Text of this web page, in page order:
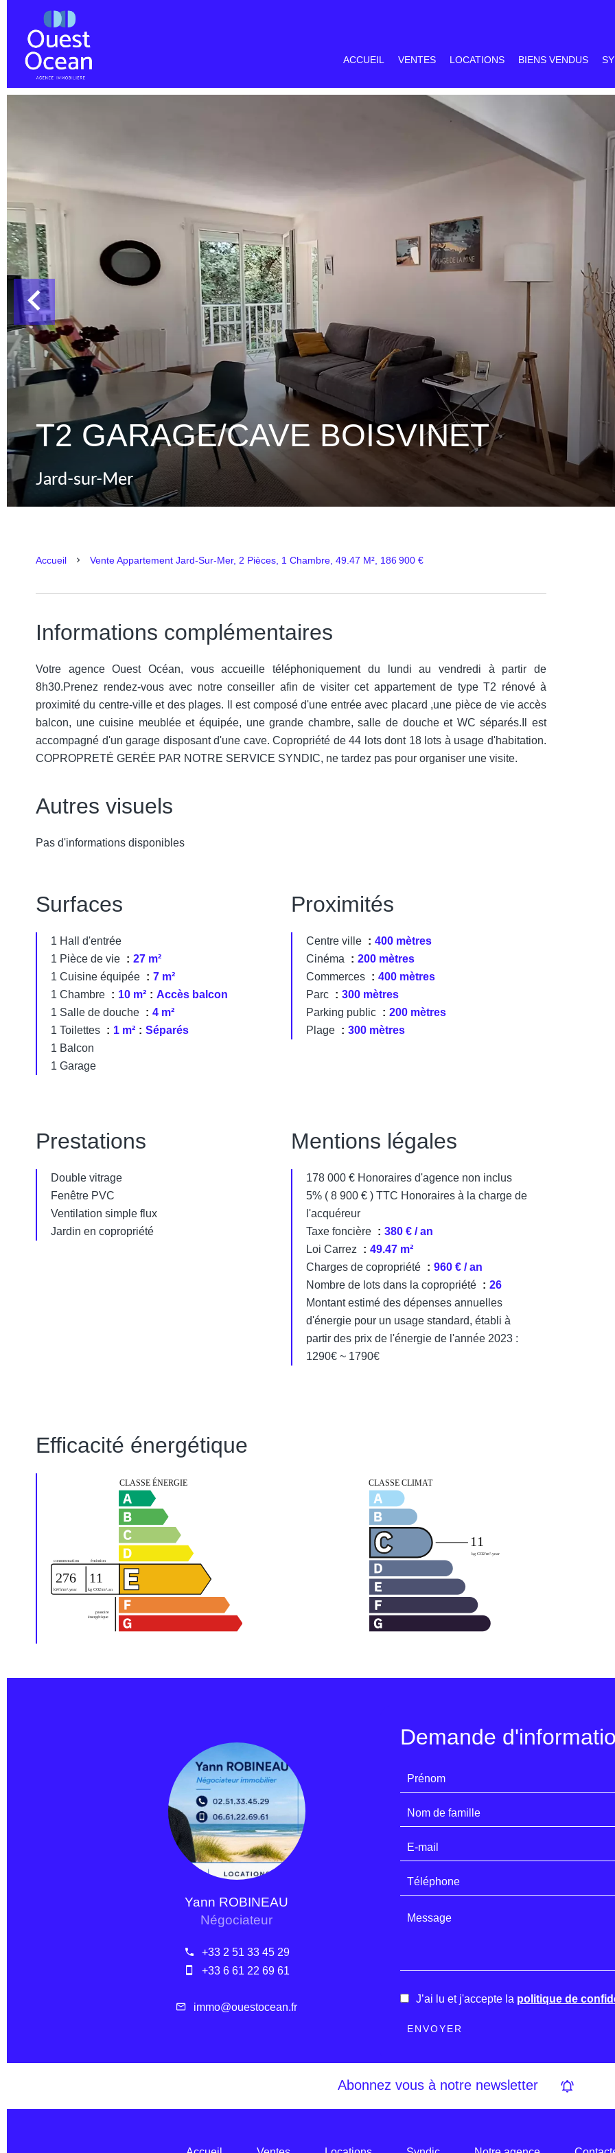
ACCUEIL VENTES LOCATIONS BIENS VENDUS
T2 GARAGE/CAVE BOISVINET
Jard-sur-Mer
Accueil Vente Appartement Jard-Sur-Mer, 2 Pièces, 1 Chambre, 49.47 M², 186 900 €
Informations complémentaires
Votre agence Ouest Océan, vous accueille téléphoniquement du lundi au vendredi à partir de
8h30.Prenez rendez-vous avec notre conseiller afin de visiter cet appartement de type T2 rénové à
proximité du centre-ville et des plages. Il est composé d'une entrée avec placard ,une pièce de vie accès
balcon, une cuisine meublée et équipée, une grande chambre, salle de douche et WC séparés.Il est
accompagné d'un garage disposant d'une cave. Copropriété de 44 lots dont 18 lots à usage d'habitation.
COPROPRETÉ GERÉE PAR NOTRE SERVICE SYNDIC, ne tardez pas pour organiser une visite.
Autres visuels
Pas d'informations disponibles
Surfaces
1 Hall d'entrée
1 Pièce de vie
27 m²
1 Cuisine équipée
7 m²
1 Chambre
10 m²
Accès balcon
1 Salle de douche
4 m²
1 Toilettes
1 m²
Séparés
1 Balcon
1 Garage
Proximités
Centre ville
400 mètres
Cinéma
200 mètres
Commerces
400 mètres
Parc
300 mètres
Parking public
200 mètres
Plage
300 mètres
Prestations
Double vitrage
Fenêtre PVC
Ventilation simple flux
Jardin en copropriété
Mentions légales
178 000 € Honoraires d'agence non inclus
5% ( 8 900 € ) TTC Honoraires à la charge de
l'acquéreur
Taxe foncière
380 € / an
Loi Carrez
49.47 m²
Charges de copropriété
960 € / an
Nombre de lots dans la copropriété
26
Montant estimé des dépenses annuelles
d'énergie pour un usage standard, établi à
partir des prix de l'énergie de l'année 2023 :
1290€ ~ 1790€
Efficacité énergétique
Yann ROBINEAU
Négociateur
+33 2 51 33 45 29
+33 6 61 22 69 61
immo@ouestocean.fr
Demande
J’ai lu et j'accepte la politique de
ENVOYER
Abonnez vous à notre newsletter